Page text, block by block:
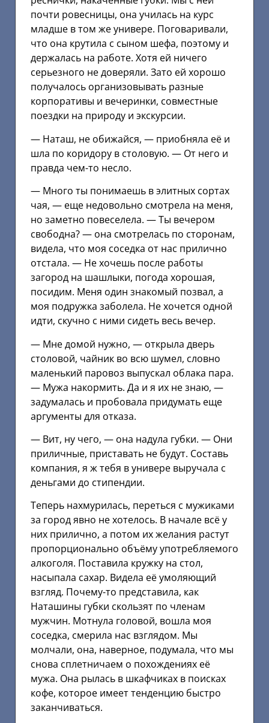
почти ровесницы, она училась на курс
младше в том же универе. Поговаривали,
что она крутила с сыном шефа, поэтому и
держалась на работе. Хотя ей ничего
серьезного не доверяли. Зато ей хорошо
получалось организовывать разные
корпоративы и вечеринки, совместные
поездки на природу и экскурсии.
— Наташ, не обижайся, — приобняла её и
шла по коридору в столовую. — От него и
правда чем-то несло.
— Много ты понимаешь в элитных сортах
чая, — еще недовольно смотрела на меня,
но заметно повеселела. — Ты вечером
свободна? — она смотрелась по сторонам,
видела, что моя соседка от нас прилично
отстала. — Не хочешь после работы
загород на шашлыки, погода хорошая,
посидим. Меня один знакомый позвал, а
моя подружка заболела. Не хочется одной
идти, скучно с ними сидеть весь вечер.
— Мне домой нужно, — открыла дверь
столовой, чайник во всю шумел, словно
маленький паровоз выпускал облака пара.
— Мужа накормить. Да и я их не знаю, —
задумалась и пробовала придумать еще
аргументы для отказа.
— Вит, ну чего, — она надула губки. — Они
приличные, приставать не будут. Составь
компания, я ж тебя в универе выручала с
деньгами до стипендии.
Теперь нахмурилась, переться с мужиками
за город явно не хотелось. В начале всё у
них прилично, а потом их желания растут
пропорционально объёму употребляемого
алкоголя. Поставила кружку на стол,
насыпала сахар. Видела её умоляющий
взгляд. Почему-то представила, как
Наташины губки скользят по членам
мужчин. Мотнула головой, вошла моя
соседка, смерила нас взглядом. Мы
молчали, она, наверное, подумала, что мы
снова сплетничаем о похождениях её
мужа. Она рылась в шкафчиках в поисках
кофе, которое имеет тенденцию быстро
заканчиваться.